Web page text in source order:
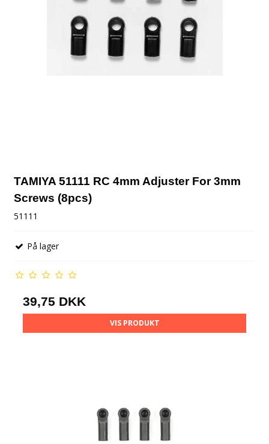
TAMIYA 51111 RC 4mm Adjuster For 3mm
Screws (8pcs)
51111
På lager
39,75 DKK
VIS PRODUKT